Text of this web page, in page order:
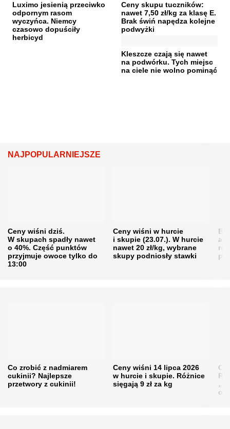
Luximo jesienią przeciwko
odpornym rasom
wyczyńca. Niemcy
czasowo dopuściły
herbicyd
Ceny skupu tuczników:
nawet 7,50 zł/kg za klasę E.
Brak świń napędza kolejne
podwyżki
Kleszcze czają się nawet
na podwórku. Tych miejsc
na ciele nie wolno pominąć
NAJPOPULARNIEJSZE
Ceny wiśni dziś.
W skupach spadły nawet
o 40%. Część punktów
przyjmuje owoce tylko do
13:00
Ceny wiśni w hurcie
i skupie (23.07.). W hurcie
nawet 20 zł/kg, wybrane
skupy podniosły stawki
Co zrobić z nadmiarem
cukinii? Najlepsze
przetwory z cukinii!
Ceny wiśni 14 lipca 2026
w hurcie i skupie. Różnice
sięgają 9 zł za kg